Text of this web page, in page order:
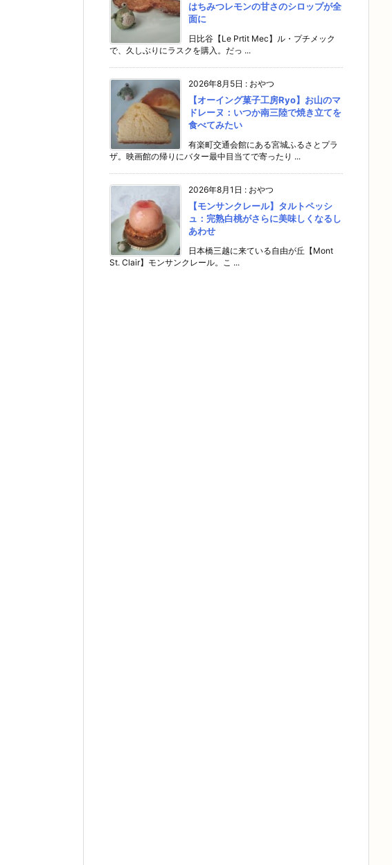
はちみつレモンの甘さのシロップが全
面に
日比谷【Le Prtit Mec】ル・プチメック
で、久しぶりにラスクを購入。だっ ...
2026年8月5日 : おやつ
【オーイング菓子工房Ryo】お山のマ
ドレーヌ：いつか南三陸で焼き立てを
食べてみたい
有楽町交通会館にある宮城ふるさとプラ
ザ。映画館の帰りにバター最中目当てで寄ったり ...
2026年8月1日 : おやつ
【モンサンクレール】タルトペッシ
ュ：完熟白桃がさらに美味しくなるし
あわせ
日本橋三越に来ている自由が丘【Mont
St. Clair】モンサンクレール。こ ...